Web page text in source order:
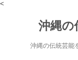
<
沖縄の
沖縄の伝統芸能